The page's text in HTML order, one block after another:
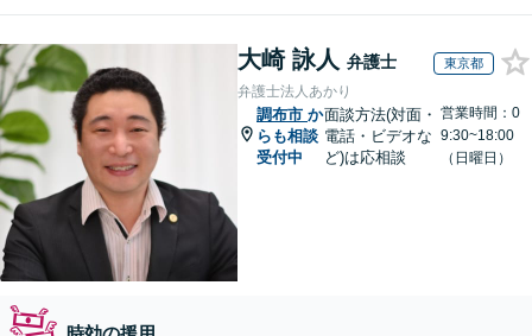
大崎 詠人 弁護士 東京都
弁護士法人あかり
調布市 か
らも相談
受付中
面談方法(対面・
電話・ビデオな
ど)は応相談
営業時間：0
9:30~18:00
（日曜日）